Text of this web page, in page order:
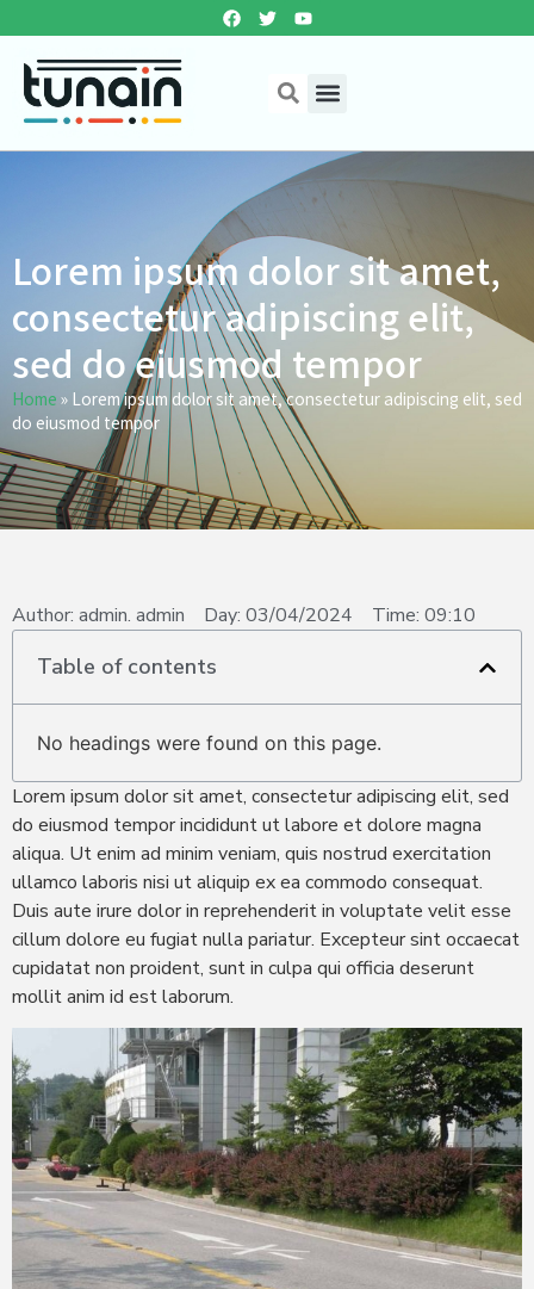
Lorem ipsum dolor sit amet,
consectetur adipiscing elit,
sed do eiusmod tempor
Home » Lorem ipsum dolor sit amet, consectetur adipiscing elit, sed
do eiusmod tempor
Author: admin. admin Day: 03/04/2024 Time: 09:10
Table of contents
No headings were found on this page.
Lorem ipsum dolor sit amet, consectetur adipiscing elit, sed
do eiusmod tempor incididunt ut labore et dolore magna
aliqua. Ut enim ad minim veniam, quis nostrud exercitation
ullamco laboris nisi ut aliquip ex ea commodo consequat.
Duis aute irure dolor in reprehenderit in voluptate velit esse
cillum dolore eu fugiat nulla pariatur. Excepteur sint occaecat
cupidatat non proident, sunt in culpa qui officia deserunt
mollit anim id est laborum.